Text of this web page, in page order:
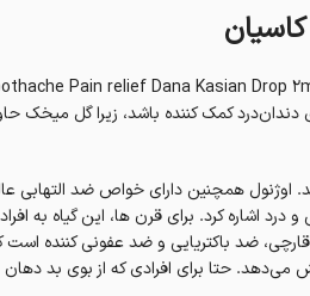
اوژنول همچنین دارای خواص ضد التهابی
اشاره کرد. برای قرن ها، این گیاه به
ضد باکتریایی و ضد عفونی کننده است
می‌دهد. حتا برای افرادی که از بوی بد